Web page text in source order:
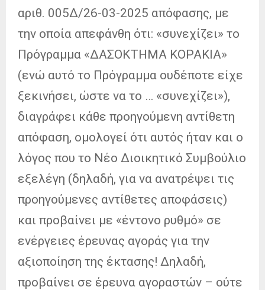
αριθ. 005Δ/26-03-2025 απόφασης, με
την οποία απεφάνθη ότι: «συνεχίζει» το
Πρόγραμμα «ΔΑΣΟΚΤΗΜΑ ΚΟΡΑΚΙΑ»
(ενώ αυτό το Πρόγραμμα ουδέποτε είχε
ξεκινήσει, ώστε να το … «συνεχίζει»),
διαγράφει κάθε προηγούμενη αντίθετη
απόφαση, ομολογεί ότι αυτός ήταν και ο
λόγος που το Νέο Διοικητικό Συμβούλιο
εξελέγη (δηλαδή, για να ανατρέψει τις
προηγούμενες αντίθετες αποφάσεις)
και προβαίνει με «έντονο ρυθμό» σε
ενέργειες έρευνας αγοράς για την
αξιοποίηση της έκτασης! Δηλαδή,
προβαίνει σε έρευνα αγοραστών – ούτε